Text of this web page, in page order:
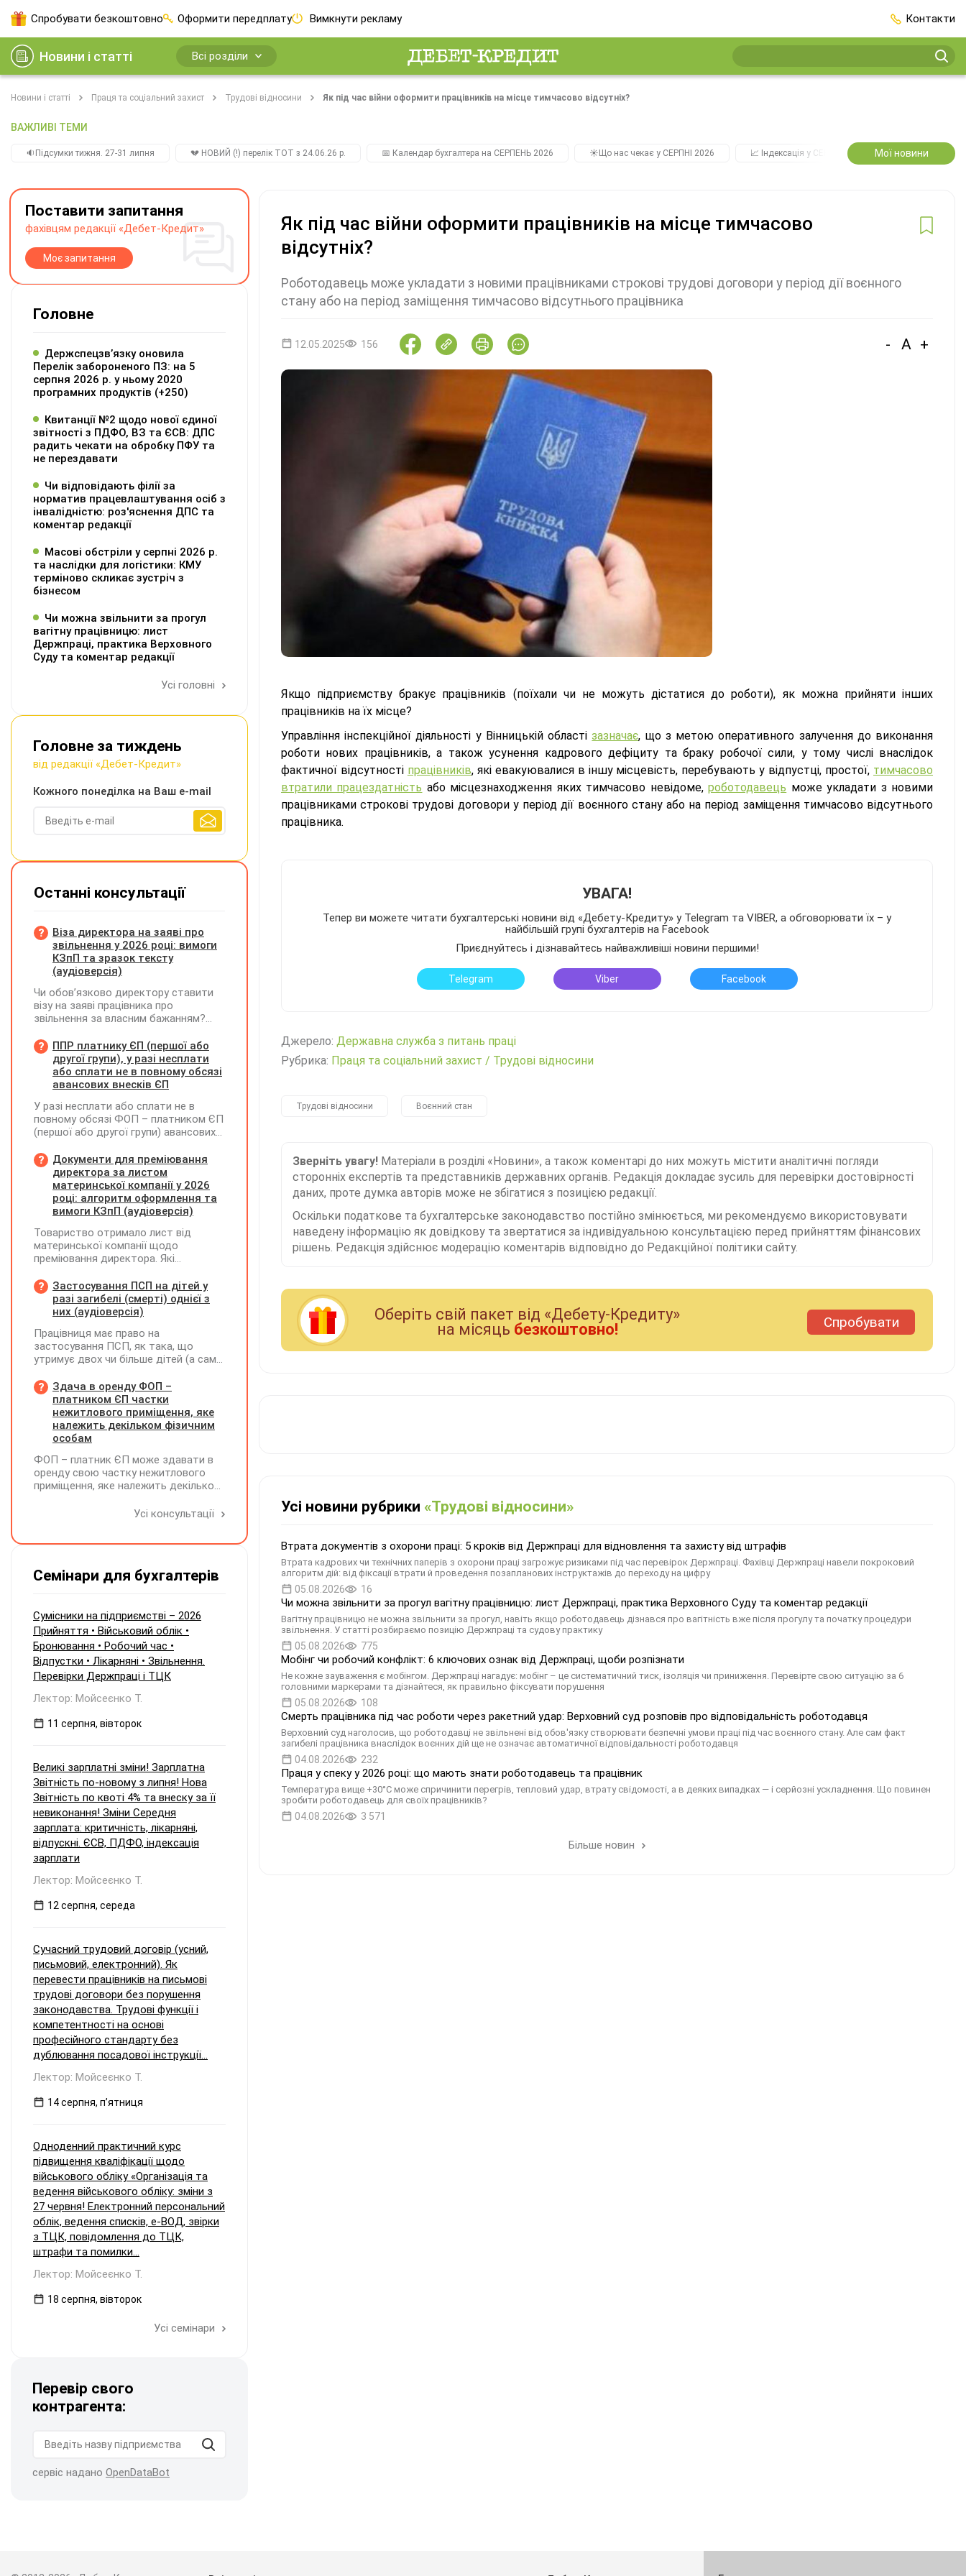
Спробувати безкоштовно Оформити передплату Вимкнути рекламу Контакти
Новини і статті Всі розділи
Новини і статті Праця та соціальний захист Трудові відносини Як під час війни оформити працівників на місце тимчасово відсутніх?
ВАЖЛИВІ ТЕМИ
🔉Підсумки тижня. 27-31 липня 💔 НОВИЙ (!) перелік ТОТ з 24.06.26 р. 📅 Календар бухгалтера на СЕРПЕНЬ 2026 ☀️Що нас чекає у СЕРПНІ 2026 📈 Індексація у СЕРПНІ 2️⃣0️⃣2️⃣7️⃣ Усі
Мої новини
Як під час війни оформити працівників на місце тимчасово
відсутніх?
Роботодавець може укладати з новими працівниками строкові трудові договори у період дії воєнного
стану або на період заміщення тимчасово відсутнього працівника
12.05.2025 156 - A +
Якщо підприємству бракує працівників (поїхали чи не можуть дістатися до роботи), як можна прийняти інших
працівників на їх місце?
Управління інспекційної діяльності у Вінницькій областізазначає, що з метою оперативного залучення до виконання
роботи нових працівників, а також усунення кадрового дефіциту та браку робочої сили, у тому числі внаслідок
фактичної відсутності працівників, які евакуювалися в іншу місцевість, перебувають у відпустці, простої, тимчасово
втратили працездатність або місцезнаходження яких тимчасово невідоме,роботодавець може укладати з новими
працівниками строкові трудові договори у період дії воєнного стану або на період заміщення тимчасово відсутнього
працівника.
УВАГА!
Тепер ви можете читати бухгалтерські новини від «Дебету-Кредиту» у Telegram та VIBER, а обговорювати їх – у
найбільшій групі бухгалтерів на Facebook
Приєднуйтесь і дізнавайтесь найважливіші новини першими!
Telegram Viber Facebook
Джерело: Державна служба з питань праці
Рубрика: Праця та соціальний захист / Трудові відносини
Трудові відносини Воєнний стан
Зверніть увагу! Матеріали в розділі «Новини», а також коментарі до них можуть містити аналітичні погляди
сторонніх експертів та представників державних органів. Редакція докладає зусиль для перевірки достовірності
даних, проте думка авторів може не збігатися з позицією редакції.
Оскільки податкове та бухгалтерське законодавство постійно змінюється, ми рекомендуємо використовувати
наведену інформацію як довідкову та звертатися за індивідуальною консультацією перед прийняттям фінансових
рішень. Редакція здійснює модерацію коментарів відповідно до Редакційної політики сайту.
Оберiть свiй пакет вiд «Дебету-Кредиту»
на мiсяць безкоштовно! Спробувати
Усі новини рубрики «Трудові відносини»
Втрата документів з охорони праці: 5 кроків від Держпраці для відновлення та захисту від штрафів
Втрата кадрових чи технічних паперів з охорони праці загрожує ризиками під час перевірок Держпраці. Фахівці Держпраці навели покроковий
алгоритм дій: від фіксації втрати й проведення позапланових інструктажів до переходу на цифру
05.08.2026 16
Чи можна звільнити за прогул вагітну працівницю: лист Держпраці, практика Верховного Суду та коментар редакції
Вагітну працівницю не можна звільнити за прогул, навіть якщо роботодавець дізнався про вагітність вже після прогулу та початку процедури
звільнення. У статті розбираємо позицію Держпраці та судову практику
05.08.2026 775
Мобінг чи робочий конфлікт: 6 ключових ознак від Держпраці, щоби розпізнати
Не кожне зауваження є мобінгом. Держпраці нагадує: мобінг – це систематичний тиск, ізоляція чи приниження. Перевірте свою ситуацію за 6
головними маркерами та дізнайтеся, як правильно фіксувати порушення
05.08.2026 108
Смерть працівника під час роботи через ракетний удар: Верховний суд розповів про відповідальність роботодавця
Верховний суд наголосив, що роботодавці не звільнені від обов'язку створювати безпечні умови праці під час воєнного стану. Але сам факт
загибелі працівника внаслідок воєнних дій ще не означає автоматичної відповідальності роботодавця
04.08.2026 232
Праця у спеку у 2026 році: що мають знати роботодавець та працівник
Температура вище +30°C може спричинити перегрів, тепловий удар, втрату свідомості, а в деяких випадках — і серйозні ускладнення. Що повинен
зробити роботодавець для своїх працівників?
04.08.2026 3 571
Більше новин
Поставити запитання
фахівцям редакції «Дебет-Кредит»
Моє запитання
Головне
Держспецзв’язку оновила
Перелік забороненого ПЗ: на 5
серпня 2026 р. у ньому 2020
програмних продуктів (+250)
Квитанції №2 щодо нової єдиної
звітності з ПДФО, ВЗ та ЄСВ: ДПС
радить чекати на обробку ПФУ та
не перездавати
Чи відповідають філії за
норматив працевлаштування осіб з
інвалідністю: роз'яснення ДПС та
коментар редакції
Масові обстріли у серпні 2026 р.
та наслідки для логістики: КМУ
терміново скликає зустріч з
бізнесом
Чи можна звільнити за прогул
вагітну працівницю: лист
Держпраці, практика Верховного
Суду та коментар редакції
Усі головні
Головне за тиждень
від редакції «Дебет-Кредит»
Кожного понеділка на Ваш e-mail
Останні консультації
Віза директора на заяві про
звільнення у 2026 році: вимоги
КЗпП та зразок тексту
(аудіоверсія)
Чи обов’язково директору ставити
візу на заяві працівника про
звільнення за власним бажанням?
згідно з нормами КЗпП?
ППР платнику ЄП (першої або
другої групи), у разі несплати
або сплати не в повному обсязі
авансових внесків ЄП
У разі несплати або сплати не в
повному обсязі ФОП – платником ЄП
(першої або другої групи) авансових
результатами акта перевірки щодо
таких виявлених порушень
визначається сума штрафу та
складається ППР за формою «Ш»
Документи для преміювання
директора за листом
материнської компанії у 2026
році: алгоритм оформлення та
вимоги КЗпП (аудіоверсія)
Товариство отримало лист від
материнської компанії щодо
преміювання директора. Які
належного оформлення такої премії?
Застосування ПСП на дітей у
разі загибелі (смерті) однієї з
них (аудіоверсія)
Працівниця має право на
застосування ПСП, як така, що
утримує двох чи більше дітей (а саме
одна дитина загинула. Як надалі
правильно застосовувати ПСП?
Працівниця має подати нову заяву на
застосування ПСП?
Здача в оренду ФОП –
платником ЄП частки
нежитлового приміщення, яке
належить декільком фізичним
особам
ФОП – платник ЄП може здавати в
оренду свою частку нежитлового
приміщення, яке належить декільком
поділом на частки кожна з яких до
Усі консультації
Семінари для бухгалтерів
Сумісники на підприємстві – 2026
Прийняття • Військовий облік •
Бронювання • Робочий час •
Відпустки • Лікарняні • Звільнення.
Перевірки Держпраці і ТЦК
Лектор: Мойсеєнко Т.
11 серпня, вівторок
Великі зарплатні зміни! Зарплатна
Звітність по-новому з липня! Нова
Звітність по квоті 4% та внеску за її
невиконання! Зміни Середня
зарплата: критичність, лікарняні,
відпускні. ЄСВ, ПДФО, індексація
зарплати
Лектор: Мойсеєнко Т.
12 серпня, середа
Сучасний трудовий договір (усний,
письмовий, електронний). Як
перевести працівників на письмові
трудові договори без порушення
законодавства. Трудові функції і
компетентності на основі
професійного стандарту без
дублювання посадової інструкції...
Лектор: Мойсеєнко Т.
14 серпня, пʼятниця
Одноденний практичний курс
підвищення кваліфікації щодо
військового обліку «Організація та
ведення військового обліку: зміни з
27 червня! Електронний персональний
облік, ведення списків, е-ВОД, звірки
з ТЦК, повідомлення до ТЦК,
штрафи та помилки...
Лектор: Мойсеєнко Т.
18 серпня, вівторок
Усі семінари
Перевір свого
контрагента:
сервіс надано OpenDataBot